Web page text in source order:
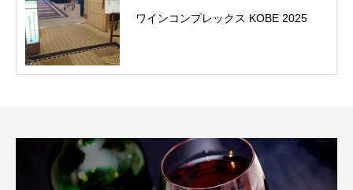
ワインコンプレックス KOBE 2025